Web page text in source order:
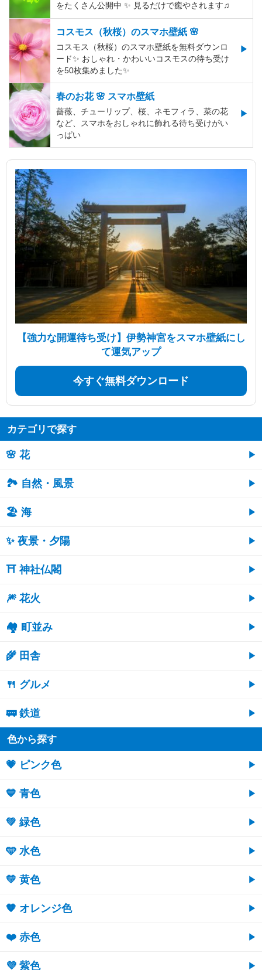
をたくさん公開中 ✨ 見るだけで癒やされます♫
コスモス（秋桜）のスマホ壁紙 🌸
コスモス（秋桜）のスマホ壁紙を無料ダウンロ
ード✨️ おしゃれ・かわいいコスモスの待ち受け
を50枚集めました✨️
春のお花 🌸 スマホ壁紙
薔薇、チューリップ、桜、ネモフィラ、菜の花
など、スマホをおしゃれに飾れる待ち受けがい
っぱい
【強力な開運待ち受け】伊勢神宮をスマホ壁紙にし
て運気アップ
今すぐ無料ダウンロード
カテゴリで探す
🌸 花
🏞️ 自然・風景
🏖 海
✨ 夜景・夕陽
⛩ 神社仏閣
🎆 花火
🏘 町並み
🌾 田舎
🍴 グルメ
🚃 鉄道
色から探す
💗 ピンク色
💙 青色
💚 緑色
🩵 水色
💛 黄色
🧡 オレンジ色
❤️ 赤色
💜 紫色